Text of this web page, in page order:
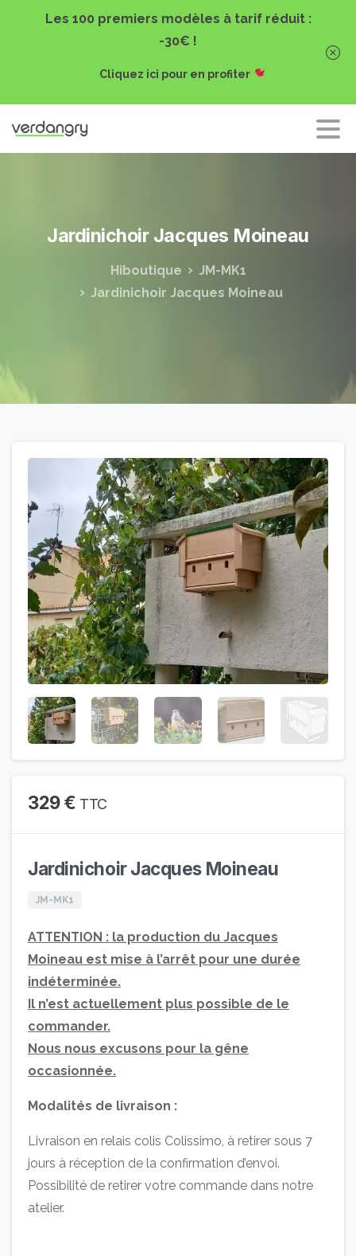
Les 100 premiers modèles à tarif réduit :
-30€ !
Cliquez ici pour en profiter
Jardinichoir Jacques Moineau
Hiboutique
JM-MK1
Jardinichoir Jacques Moineau
329€ TTC
Jardinichoir Jacques Moineau
JM-MK1
ATTENTION : la production du Jacques
Moineau est mise à l’arrêt pour une durée
indéterminée.
Il n’est actuellement plus possible de le
commander.
Nous nous excusons pour la gêne
occasionnée.
Modalités de livraison :
Livraison en relais colis Colissimo, à retirer sous 7
jours à réception de la confirmation d’envoi.
Possibilité de retirer votre commande dans notre
atelier.